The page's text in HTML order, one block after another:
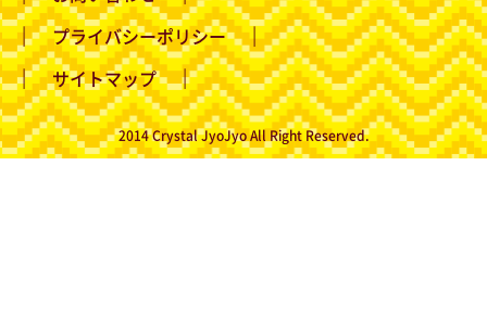
プライバシーポリシー
サイトマップ
2014 Crystal JyoJyo All Right Reserved.